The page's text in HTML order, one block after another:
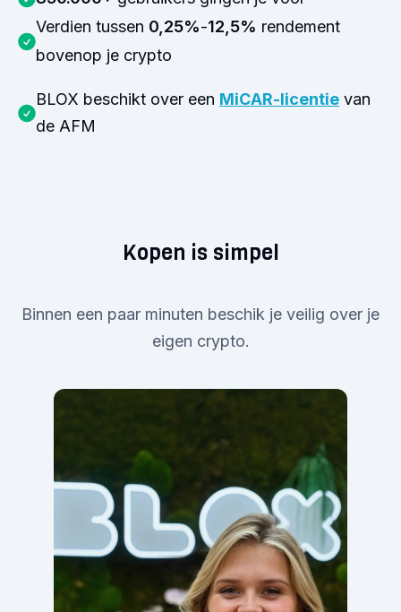
Verdien tussen 0,25%-12,5% rendement
bovenop je crypto
BLOX beschikt over een MiCAR-licentie van
de AFM
Kopen is simpel
Binnen een paar minuten beschik je veilig over je
eigen crypto.